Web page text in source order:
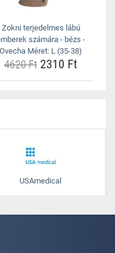
Zokni terjedelmes lábú
számára - bézs -
Ovecha Méret: L (35-38)
4620 Ft 2310 Ft
USAmedical